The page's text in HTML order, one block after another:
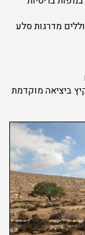
מדרגות סלע
ביציאה מוקדמת